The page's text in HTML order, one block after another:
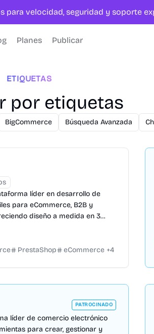
velocidad, seguridad y soporte
Planes Publicar
ETIQUETAS
por etiquetas
BigCommerce Búsqueda Avanzada
líder en desarrollo de
para eCommerce, B2B y
diseño a medida en 3
PrestaShop eCommerce +4
PATROCINADO
líder de comercio electrónico
para crear, gestionar y